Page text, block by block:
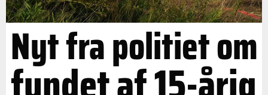
Nyt fra politiet om